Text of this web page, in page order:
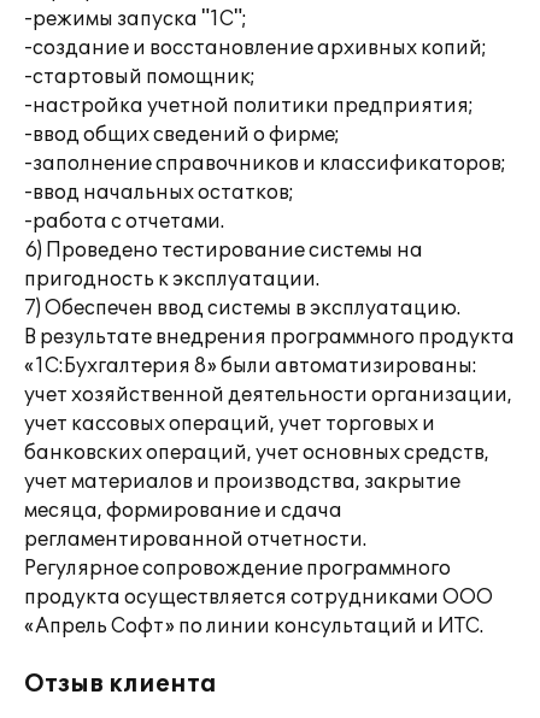
-режимы запуска "1С";
-создание и восстановление архивных копий;
-стартовый помощник;
-настройка учетной политики предприятия;
-ввод общих сведений о фирме;
-заполнение справочников и классификаторов;
-ввод начальных остатков;
-работа с отчетами.
6) Проведено тестирование системы на
пригодность к эксплуатации.
7) Обеспечен ввод системы в эксплуатацию.
В результате внедрения программного продукта
«1С:Бухгалтерия 8» были автоматизированы:
учет хозяйственной деятельности организации,
учет кассовых операций, учет торговых и
банковских операций, учет основных средств,
учет материалов и производства, закрытие
месяца, формирование и сдача
регламентированной отчетности.
Регулярное сопровождение программного
продукта осуществляется сотрудниками ООО
«Апрель Софт» по линии консультаций и ИТС.
Отзыв клиента